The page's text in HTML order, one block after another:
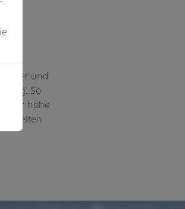
und
So
für hohe
Arbeiten